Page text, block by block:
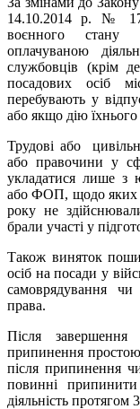
14.10.2014 р. №
воєнного стану
оплачуваною
службовців (крім
посадових осіб
перебувають у
або якщо дію
Трудові або
або правочини у
укладатися лише з
або ФОП, щодо яких
року не
брали участі у
Також виняток
осіб на посади у
самоврядування
права.
Після завершення
припинення
після припинення
повинні
діяльність протягом